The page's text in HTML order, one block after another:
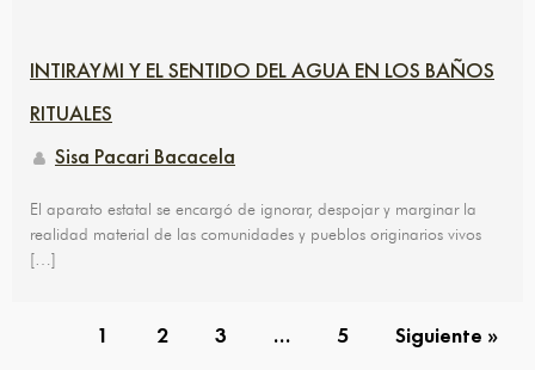
INTIRAYMI Y EL SENTIDO DEL AGUA EN LOS BAÑOS
RITUALES
Sisa Pacari Bacacela
El aparato estatal se encargó de ignorar, despojar y marginar la
realidad material de las comunidades y pueblos originarios vivos
[…]
1 2 3 … 5 Siguiente »